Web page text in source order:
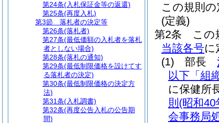
この規則
(定義)
第2条
この
当該各号に
(1)
部長
以下「組
に保健所
則 (昭和
会事務局
第24条(入札保証金等の返還)
第25条(再度入札)
第3節
落札者の決定等
第26条(落札者)
第27条(最低価額の入札者を落札
者としない場合)
第28条(落札の通知)
第29条(最低制限価格を設けてす
る落札者の決定)
第30条(最低制限価格の決定方
法)
第31条(入札調書)
第32条(再度公告入札の公告期
間)